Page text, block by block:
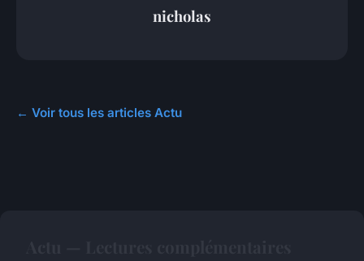
nicholas
← Voir tous les articles Actu